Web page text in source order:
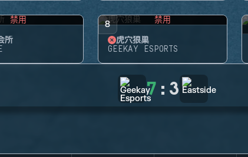
禁用
所
8 禁用
虎穴狼巢
GEEKAY ESPORTS
7 : 3